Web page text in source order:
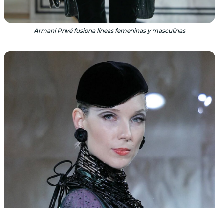
Armani Privé fusiona líneas femeninas y masculinas